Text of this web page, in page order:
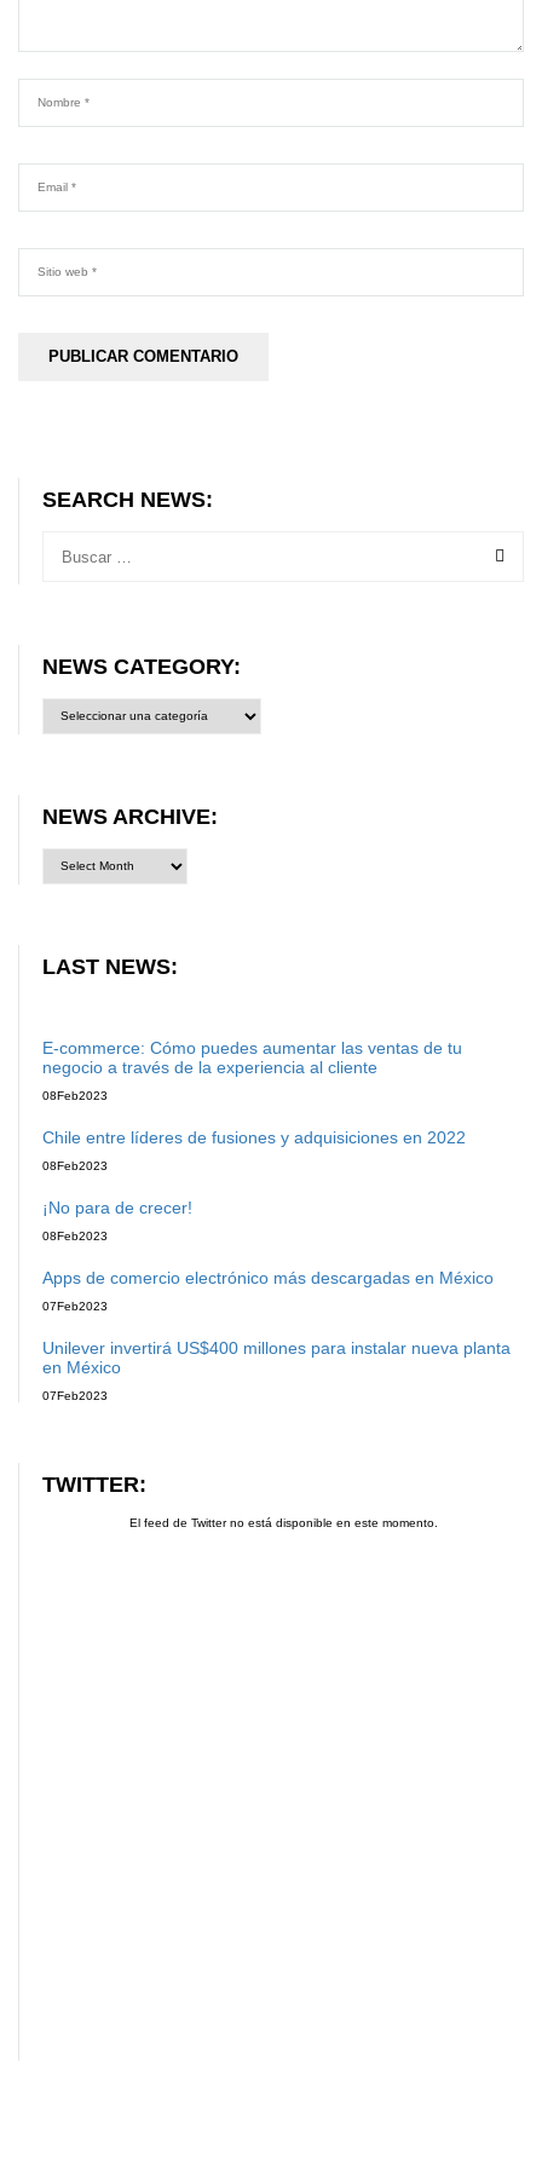
SEARCH NEWS:
NEWS CATEGORY:
category:
NEWS ARCHIVE:
LAST NEWS:
E-commerce: Cómo puedes aumentar las ventas de tu
negocio a través de la experiencia al cliente
08Feb2023
Chile entre líderes de fusiones y adquisiciones en 2022
08Feb2023
¡No para de crecer!
08Feb2023
Apps de comercio electrónico más descargadas en México
07Feb2023
Unilever invertirá US$400 millones para instalar nueva planta
en México
07Feb2023
TWITTER:
El feed de Twitter no está disponible en este momento.